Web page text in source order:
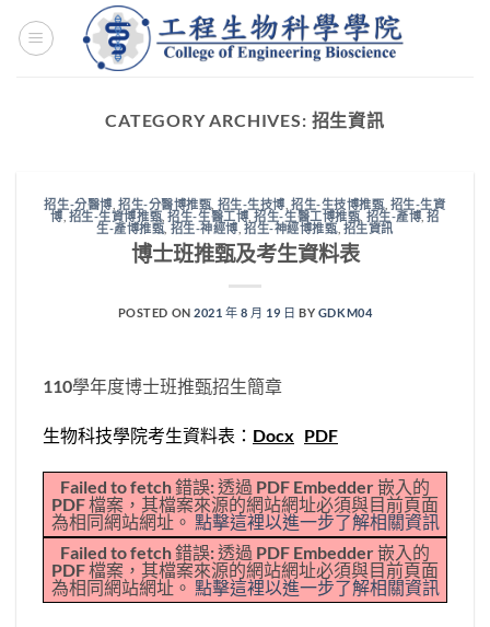
CATEGORY ARCHIVES: 招生資訊
招生-分醫博, 招生-分醫博推甄, 招生-生技博,招生-生技博推甄, 招生-生資
博, 招生-生資博推甄,招生-生醫工博,招生-生醫工博推甄, 招生-產博,招
生-產博推甄, 招生-神經博,招生-神經博推甄, 招生資訊
博士班推甄及考生資料表
POSTED ON2021 年 8 月 19 日 BY GDKM04
110學年度博士班推甄招生簡章
生物科技學院考生資料表： Docx PDF
Failed to fetch 錯誤: 透過 PDF Embedder 嵌入的
PDF 檔案，其檔案來源的網站網址必須與目前頁面
為相同網站網址。 點擊這裡以進一步了解相關資訊
Failed to fetch 錯誤: 透過 PDF Embedder 嵌入的
PDF 檔案，其檔案來源的網站網址必須與目前頁面
為相同網站網址。 點擊這裡以進一步了解相關資訊